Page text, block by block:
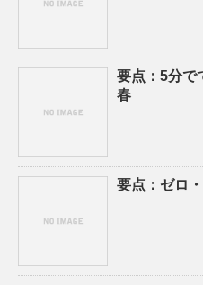
要点：5分で
春
要点：ゼロ